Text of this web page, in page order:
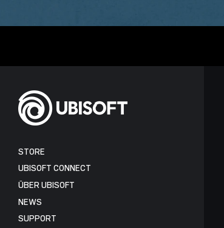
STORE
UBISOFT CONNECT
ÜBER UBISOFT
NEWS
SUPPORT